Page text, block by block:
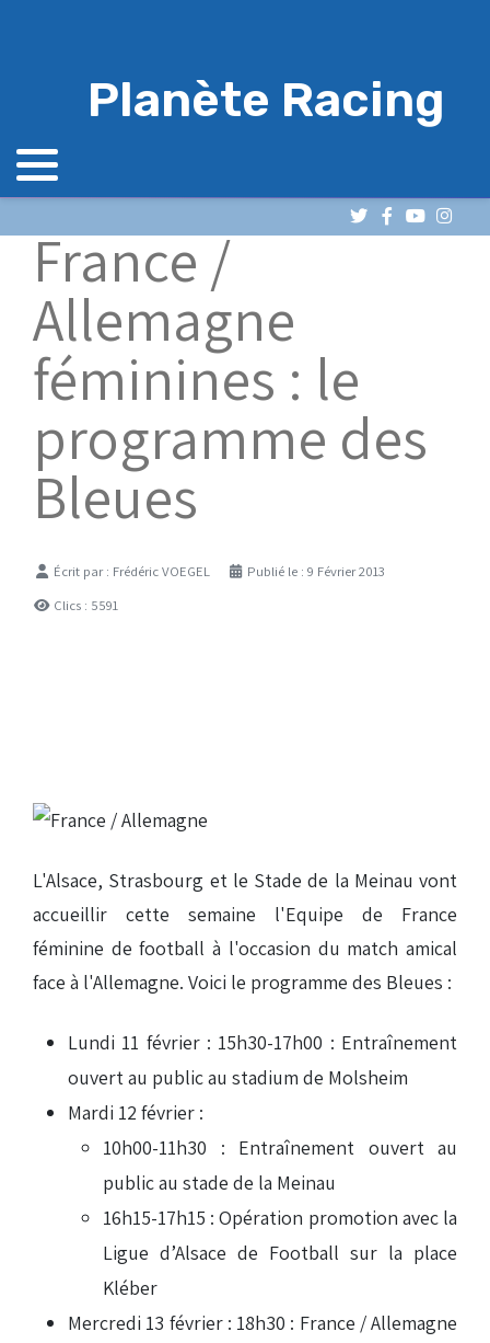
Planète Racing
France /
Allemagne
féminines : le
programme des
Bleues
DétailsÉcrit par : Frédéric VOEGEL
Publié le : 9 Février 2013
Clics : 5591
L'Alsace, Strasbourg et le Stade de la Meinau vont
accueillir cette semaine l'Equipe de France
féminine de football à l'occasion du match amical
face à l'Allemagne. Voici le programme des Bleues :
Lundi 11 février : 15h30-17h00 : Entraînement
ouvert au public au stadium de Molsheim
Mardi 12 février :
10h00-11h30 : Entraînement ouvert au
public au stade de la Meinau
16h15-17h15 : Opération promotion avec la
Ligue d’Alsace de Football sur la place
Kléber
Mercredi 13 février : 18h30 : France / Allemagne